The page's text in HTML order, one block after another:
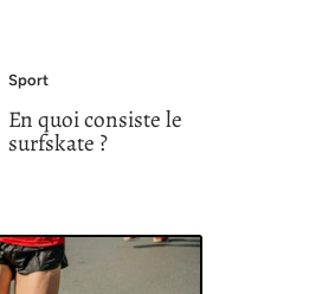
Sport
En quoi consiste le
surfskate ?